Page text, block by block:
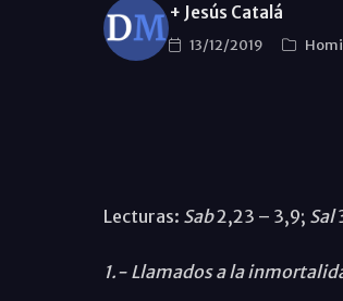
+ Jesús Catalá
13/12/2019
Lecturas: Sab2,23 – 3,9; Sal
1.- Llamados a la